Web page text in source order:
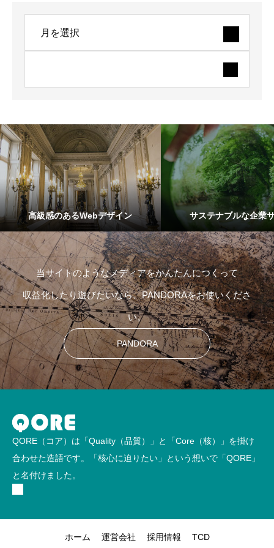
高級感のあるWebデザイン サステナブルな企業
当サイトのようなメディアをかんたんにつくって
収益化したり遊びたいなら、PANDORAをお使いくださ
い。
PANDORA
QORE（コア）は「Quality（品質）」と「Core（核）」を掛け
合わせた造語です。「核心に迫りたい」という想いで「QORE」
と名付けました。
ホーム 運営会社 採用情報 TCD